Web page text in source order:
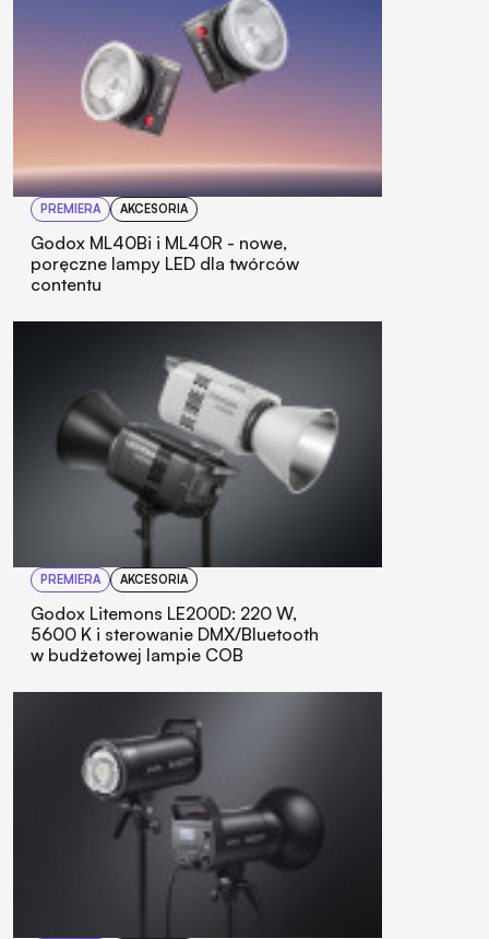
PREMIERA AKCESORIA
Godox ML40Bi i ML40R - nowe,
poręczne lampy LED dla twórców
contentu
PREMIERA AKCESORIA
Godox Litemons LE200D: 220 W,
5600 K i sterowanie DMX/Bluetooth
w budżetowej lampie COB